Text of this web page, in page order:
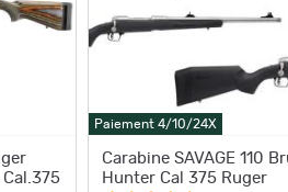
Paiement 4/10/24X
Carabine SAVAGE 110
Hunter Cal 375 Ruger